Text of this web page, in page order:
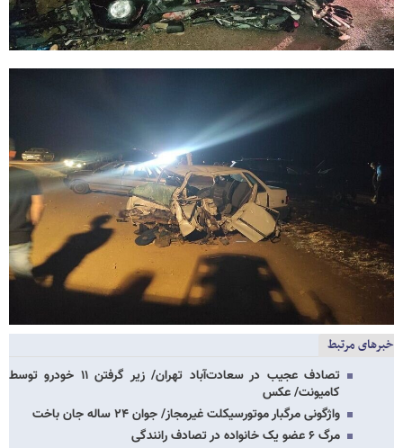
خبرهای مرتبط
تصادف عجیب در سعادت‌آباد تهران/ زیر گرفتن ۱۱ خودرو توسط
کامیونت/ عکس
واژگونی مرگبار موتورسیکلت غیرمجاز/ جوان ۲۴ ساله جان باخت
مرگ ۶ عضو یک خانواده در تصادف رانندگی